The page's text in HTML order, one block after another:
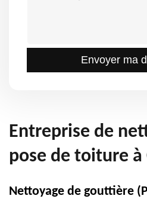
Entreprise de
pose de toiture à
Nettoyage de gouttière